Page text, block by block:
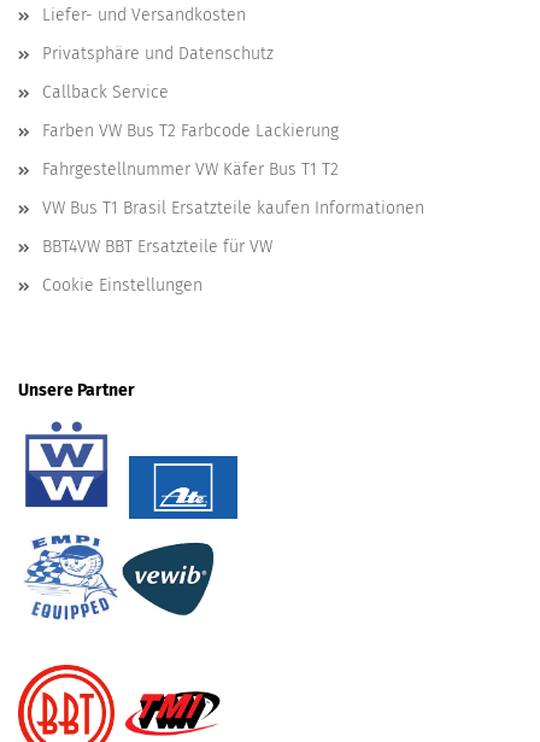
Liefer- und Versandkosten
Privatsphäre und Datenschutz
Callback Service
Farben VW Bus T2 Farbcode Lackierung
Fahrgestellnummer VW Käfer Bus T1 T2
VW Bus T1 Brasil Ersatzteile kaufen Informationen
BBT4VW BBT Ersatzteile für VW
Cookie Einstellungen
Unsere Partner